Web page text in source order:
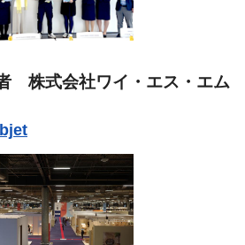
株式会社ワイ・エス・エム